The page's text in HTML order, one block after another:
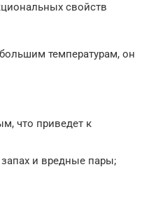
свойств
температурам, он
что приведет к
и вредные пары;